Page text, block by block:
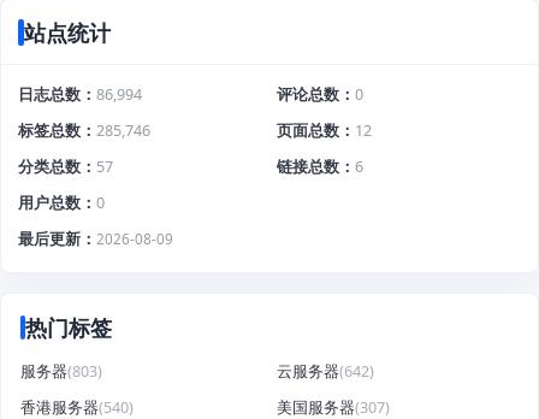
站点统计
日志总数 86,994 评论总数
0
标签总数
285,746 页面总数
12
分类总数
57 链接总数
6
用户总数
0
最后更新
2026-08-09
热门标签
服务器(803) 云服务器(642)
香港服务器(540) 美国服务器(307)